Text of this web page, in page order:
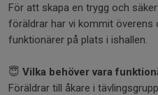
För att skapa en trygg och
föräldrar har vi kommit överens
funktionärer på plats i ishallen.
😇 Vilka behöver vara
Föräldrar till åkare i